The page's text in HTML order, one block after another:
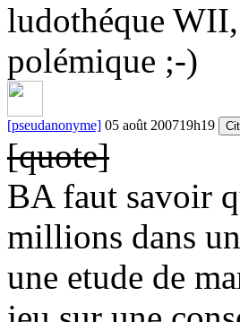
ludothéque
polémique ;-)
[pseudanonyme] 05 août 200719h19
[quote]
BA faut savoir
millions dans
une etude de